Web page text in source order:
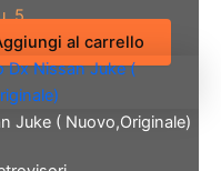
5
al carrello
Juke ( Nuovo,Originale)